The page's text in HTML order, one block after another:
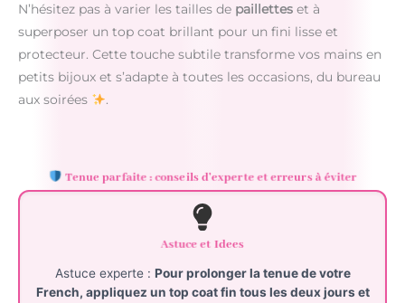
N’hésitez pas à varier les tailles de paillettes et à
superposer un top coat brillant pour un fini lisse et
protecteur. Cette touche subtile transforme vos mains en
petits bijoux et s’adapte à toutes les occasions, du bureau
aux soirées
.
Tenue parfaite : conseils d’experte et erreurs à éviter
Astuce et Idees
Astuce experte : Pour prolonger latenuede votre
French, appliquez un top coat fin tous les deux jours et